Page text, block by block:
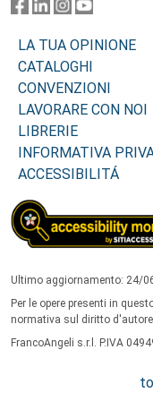
LA TUA OPINIONE
CATALOGHI
CONVENZIONI
LAVORARE CON NOI
LIBRERIE
INFORMATIVA
ACCESSIBILITÁ
Ultimo aggiornamento: 24/
Per le opere presenti in
normativa sul diritto
FrancoAngeli s.r.l. P.IVA